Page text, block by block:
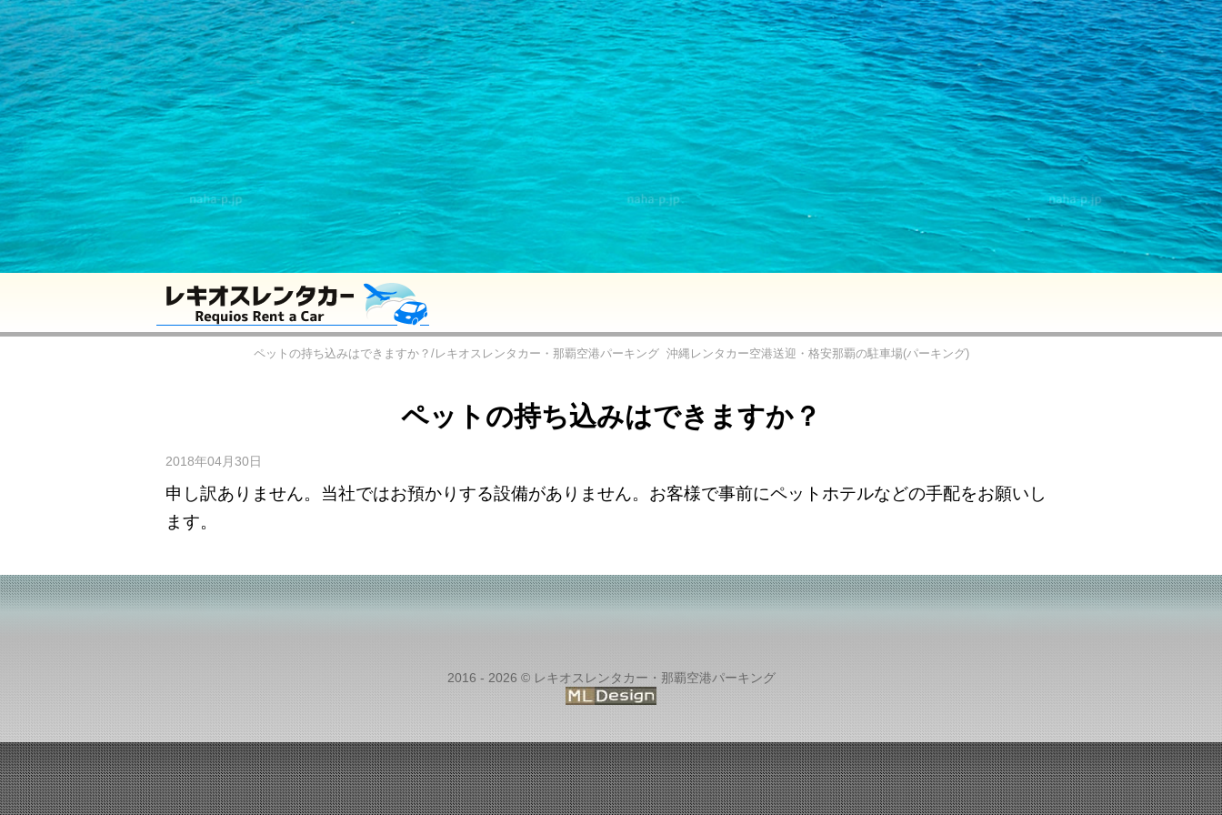
ペットの持ち込みはできますか？/レキオスレンタカー・那覇空港パーキング 沖縄レンタカー空港送迎・格安那覇の駐車場(パーキング)
ペットの持ち込みはできますか？
2018年04月30日
申し訳ありません。当社ではお預かりする設備がありません。お客様で事前にペットホテルなどの手配をお願いし
ます。
2016 - 2026 © レキオスレンタカー・那覇空港パーキング